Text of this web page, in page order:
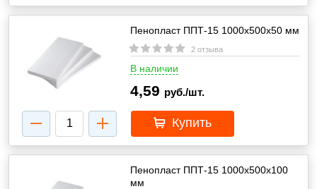
Пенопласт ППТ-15 1000х500х50 мм
2 отзыва
В наличии
4,59 руб./шт.
Купить
Пенопласт ППТ-15 1000х500х100
мм